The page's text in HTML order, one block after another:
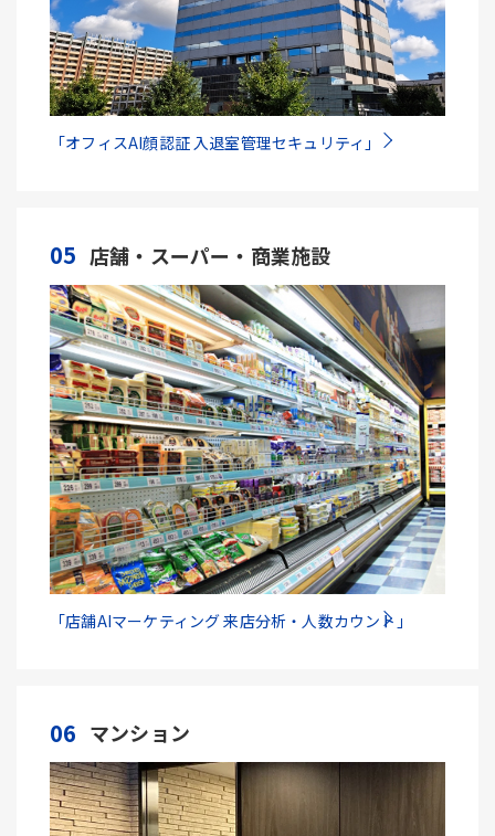
「オフィスAI顔認証 入退室管理セキュリティ」
05 店舗・スーパー・商業施設
「店舗AIマーケティング 来店分析・人数カウント」
06 マンション